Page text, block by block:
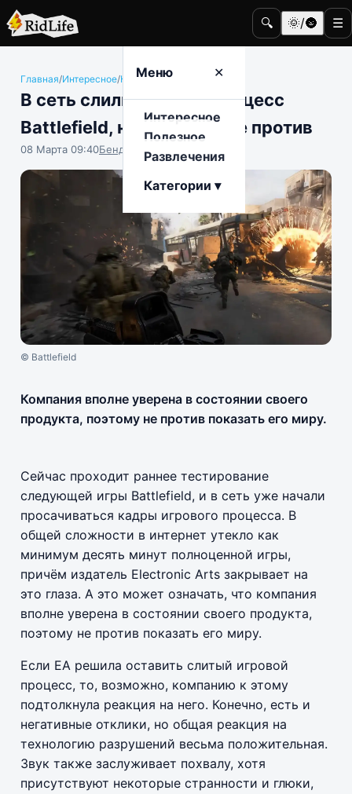
🔍 🌞/🌚 ☰
Меню ✕
Интересное
Полезное
Развлечения
Категории ▾
Главная/Интересное/Компьютерные игры
В сеть слили игровой процесс
Battlefield, но издатель не против
08 Марта 09:40Бенджамин Воробьёв
© Battlefield
Компания вполне уверена в состоянии своего
продукта, поэтому не против показать его миру.
Сейчас проходит раннее тестирование
следующей игры Battlefield, и в сеть уже начали
просачиваться кадры игрового процесса. В
общей сложности в интернет утекло как
минимум десять минут полноценной игры,
причём издатель Electronic Arts закрывает на
это глаза. А это может означать, что компания
вполне уверена в состоянии своего продукта,
поэтому не против показать его миру.
Если ЕА решила оставить слитый игровой
процесс, то, возможно, компанию к этому
подтолкнула реакция на него. Конечно, есть и
негативные отклики, но общая реакция на
технологию разрушений весьма положительная.
Звук также заслуживает похвалу, хотя
присутствуют некоторые странности и глюки,